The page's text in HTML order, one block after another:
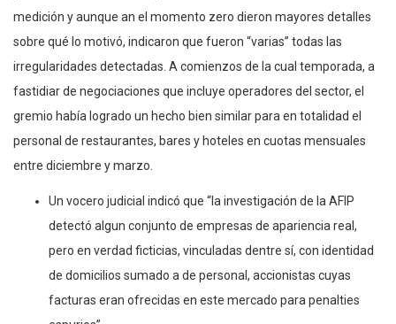
medición y aunque an el momento zero dieron mayores detalles
sobre qué lo motivó, indicaron que fueron “varias” todas las
irregularidades detectadas. A comienzos de la cual temporada, a
fastidiar de negociaciones que incluye operadores del sector, el
gremio había logrado un hecho bien similar para en totalidad el
personal de restaurantes, bares y hoteles en cuotas mensuales
entre diciembre y marzo.
Un vocero judicial indicó que “la investigación de la AFIP
detectó algun conjunto de empresas de apariencia real,
pero en verdad ficticias, vinculadas dentre sí, con identidad
de domicilios sumado a de personal, accionistas cuyas
facturas eran ofrecidas en este mercado para penalties